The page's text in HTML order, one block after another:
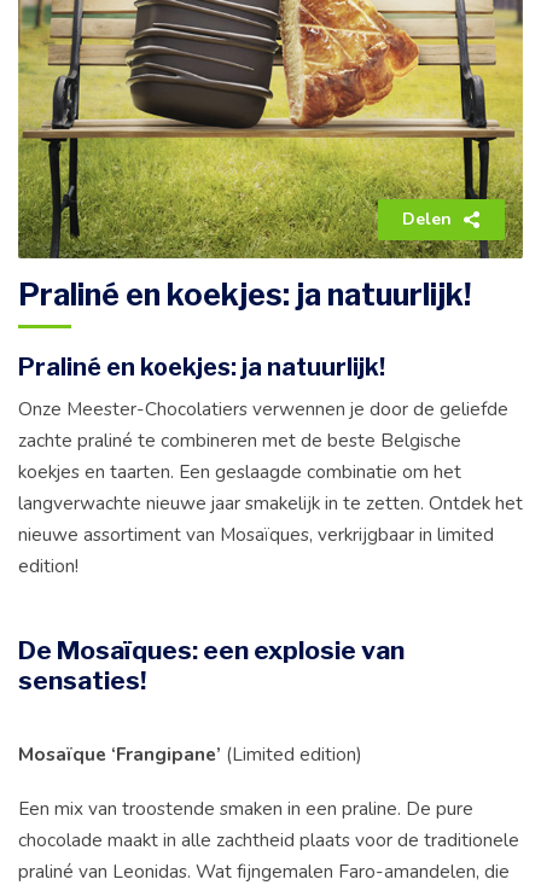
Delen
Praliné en koekjes: ja natuurlijk!
Praliné en koekjes: ja natuurlijk!
Onze Meester-Chocolatiers verwennen je door de geliefde
zachte praliné te combineren met de beste Belgische
koekjes en taarten. Een geslaagde combinatie om het
langverwachte nieuwe jaar smakelijk in te zetten. Ontdek het
nieuwe assortiment van Mosaïques, verkrijgbaar in limited
edition!
De Mosaïques: een explosie van
sensaties!
Mosaïque ‘Frangipane’ (Limited edition)
Een mix van troostende smaken in een praline. De pure
chocolade maakt in alle zachtheid plaats voor de traditionele
praliné van Leonidas. Wat fijngemalen Faro-amandelen, die